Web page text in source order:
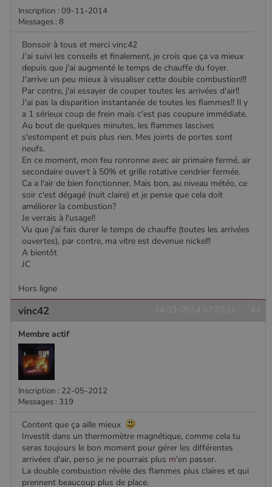
Inscription : 09-11-2014
Messages : 8
Bonsoir à tous et merci vinc42
J'ai suivi les conseils et finalement, je crois que ça va mieux
depuis que j'ai augmenté le temps de chauffe du foyer.
J'arrive un peu mieux à visualiser cette double combustion!!!
Par contre, j'ai essayer de couper toutes les arrivées d'air!!
J'ai pas la disparition instantanée de toutes les flammes!! Il y
a 1 sérieux coup de frein mais c'est pas coupure immédiate.
Au bout de quelques minutes, les flammes lascives
s'estompent et puis plus rien. Mes joints de portes sont
neufs.
En ce moment, mon feu ronronne avec air primaire fermé, air
secondaire ouvert à 50% et grille rotative cendrier fermée.
Ca a l'air de bien fonctionner. Mais bon, au niveau météo, ce
soir c'est dégagé (nuit claire) et je pense que cela doit
améliorer la combustion?
Je verrais à l'usage!!
Vu que j'ai fais durer le temps de chauffe (toutes les arrivées
ouvertes), par contre, ma vitre est devenue nickel!!
A bientôt
JC
Hors ligne
vinc42
Membre actif
Inscription : 22-05-2012
Messages : 319
Content que ça aille mieux
Investit dans un thermomètre magnétique, comme cela tu
seras toujours le bon moment pour gérer les différentes
arrivées d'air, perso je ne pourrais plus m'en passer.
La double combustion révèle des flammes plus claires et qui
prennent beaucoup plus de place.
d'identité
compte ou du
site Web
auquel il se
rapporte. Il
s'agit d'une
variante du
qui est utilisé
données
enregistrées
par Google
sur les sites
_ga_W8LED1F420
mois
utilisé par